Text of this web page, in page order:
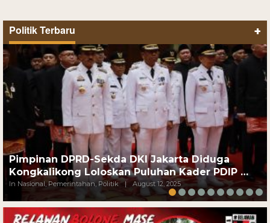
Politik Terbaru +
Pimpinan DPRD-Sekda DKI Jakarta Diduga
Kongkalikong Loloskan Puluhan Kader PDIP …
In Nasional, Pemerintahan, Politik | August 12, 2025